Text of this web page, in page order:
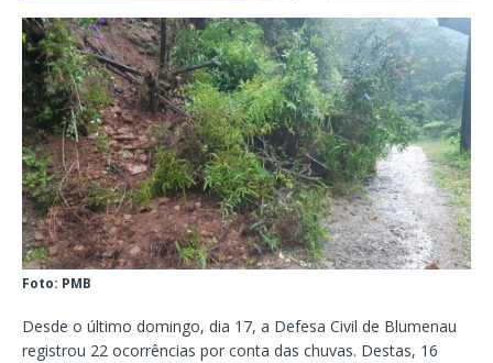
Foto: PMB
Desde o último domingo, dia 17, a Defesa Civil de Blumenau
registrou 22 ocorrências por conta das chuvas. Destas, 16